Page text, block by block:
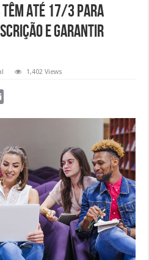
até 17/3 para
e garantir
1,402 Views